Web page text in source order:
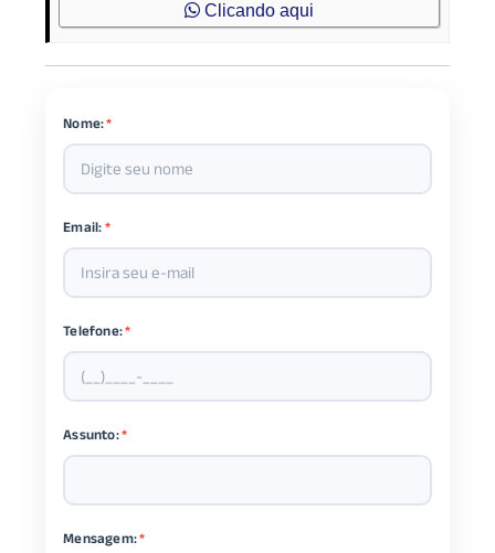
Clicando aqui
Nome:*
Email:*
Telefone:*
Assunto:*
Mensagem:*